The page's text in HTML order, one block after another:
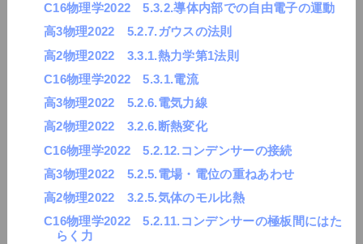
C16物理学2022 5.3.2.導体内部での自由電子の運動
高3物理2022 5.2.7.ガウスの法則
高2物理2022 3.3.1.熱力学第1法則
C16物理学2022 5.3.1.電流
高3物理2022 5.2.6.電気力線
高2物理2022 3.2.6.断熱変化
C16物理学2022 5.2.12.コンデンサーの接続
高3物理2022 5.2.5.電場・電位の重ねあわせ
高2物理2022 3.2.5.気体のモル比熱
C16物理学2022 5.2.11.コンデンサーの極板間にはた
らく力